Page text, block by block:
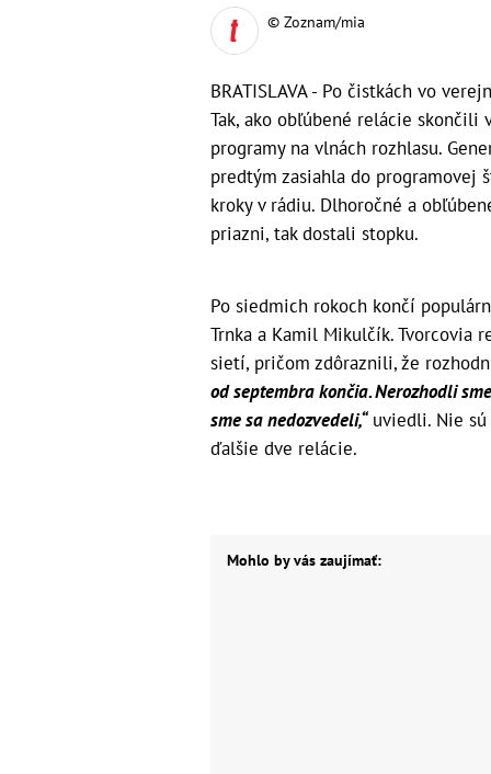
© Zoznam/mia
BRATISLAVA - Po čistkách vo
Tak, ako obľúbené relácie skončili
programy na vlnách rozhlasu.
predtým zasiahla do programovej
kroky v rádiu. Dlhoročné a
priazni, tak dostali stopku.
Po siedmich rokoch končí
Trnka a Kamil Mikulčík. Tvorcovia
sietí, pričom zdôraznili, že
od septembra končia. Nerozhodli
sme sa nedozvedeli,“uviedli. Nie sú
ďalšie dve relácie.
Mohlo by vás zaujímať: